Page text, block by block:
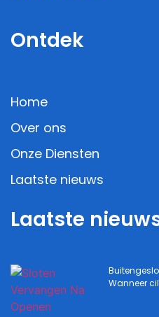
Ontdek
Home
Over ons
Onze Diensten
Laatste nieuws
Laatste
Wanneer